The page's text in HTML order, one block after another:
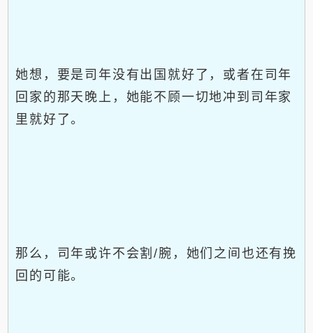
她想，要是司年没有出国就好了，或者在司年
回家的那天晚上，她能不顾一切地冲到司年家
里就好了。
那么，司年或许不会割/腕，她们之间也还有挽
回的可能。